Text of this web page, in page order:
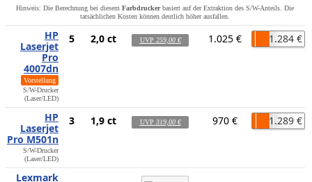
Hinweis: Die Berechnung bei diesem Farbdruckerbasiert auf der Extraktion des S/W-Anteils. Die
tatsächlichen Kosten können deutlich höher ausfallen.
HP
Laserjet
Pro
4007dn
Vorstellung
S/W-Drucker
(Laser/LED)
5 2,0 ct UVP 259,00 € 1.025 € 1.284 €
HP
Laserjet
Pro M501n
S/W-Drucker
(Laser/LED)
3 1,9 ct UVP 319,00 € 970 € 1.289 €
Lexmark